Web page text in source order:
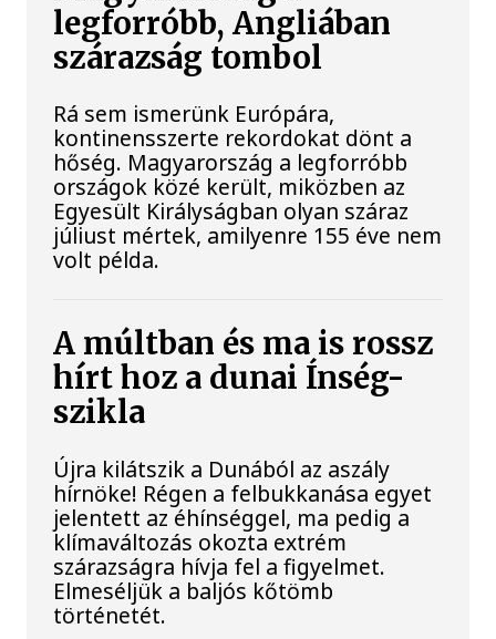
legforróbb, Angliában
szárazság tombol
Rá sem ismerünk Európára,
kontinensszerte rekordokat dönt a
hőség. Magyarország a legforróbb
országok közé került, miközben az
Egyesült Királyságban olyan száraz
júliust mértek, amilyenre 155 éve nem
volt példa.
A múltban és ma is rossz
hírt hoz a dunai Ínség-
szikla
Újra kilátszik a Dunából az aszály
hírnöke! Régen a felbukkanása egyet
jelentett az éhínséggel, ma pedig a
klímaváltozás okozta extrém
szárazságra hívja fel a figyelmet.
Elmeséljük a baljós kőtömb
történetét.